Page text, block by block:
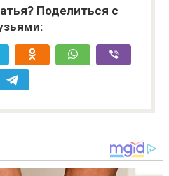
Поделиться с